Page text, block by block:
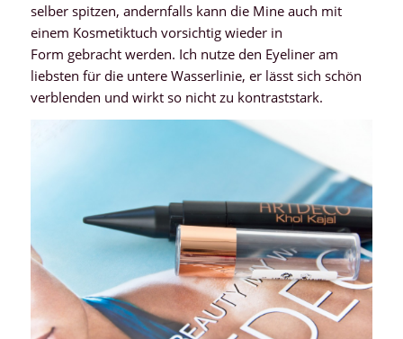
selber spitzen, andernfalls kann die Mine auch mit
einem Kosmetiktuch vorsichtig wieder in
Form gebracht werden. Ich nutze den Eyeliner am
liebsten für die untere Wasserlinie, er lässt sich schön
verblenden und wirkt so nicht zu kontraststark.